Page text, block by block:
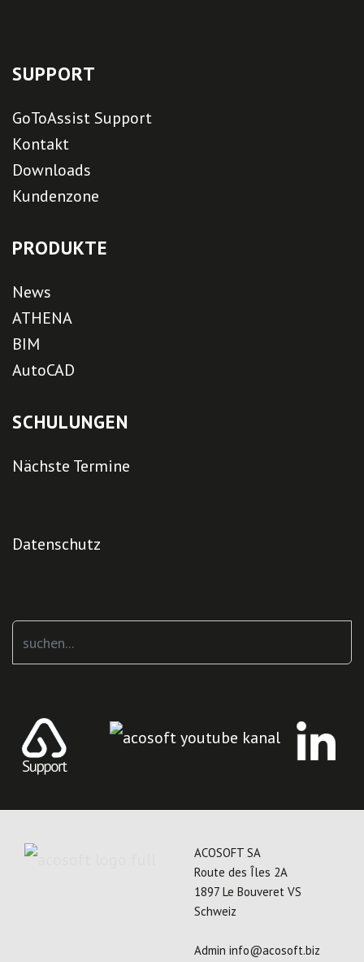
SUPPORT
GoToAssist Support
Kontakt
Downloads
Kundenzone
PRODUKTE
News
ATHENA
BIM
AutoCAD
SCHULUNGEN
Nächste Termine
Datenschutz
...
ACOSOFT SA
Route des Îles 2A
1897 Le Bouveret VS
Schweiz
Admin info@acosoft.biz